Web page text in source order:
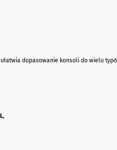
dopasowanie konsoli do wielu
,